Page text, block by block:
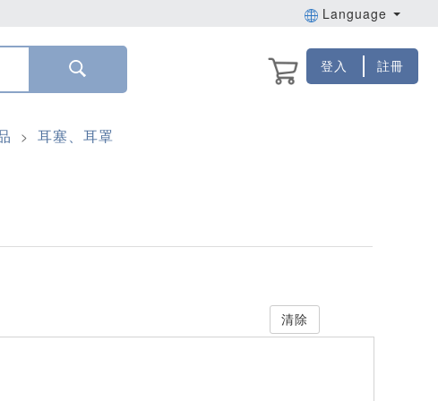
Language
登入 註冊
> 耳塞、耳罩
清除